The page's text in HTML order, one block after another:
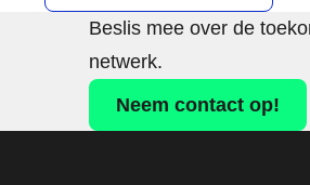
Beslis mee over de
netwerk.
Neem contact op!